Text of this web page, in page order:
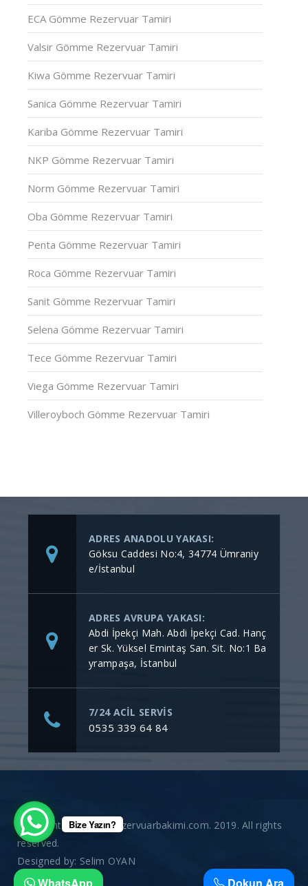
ECA Gömme Rezervuar Tamiri
Valsir Gömme Rezervuar Tamiri
Kiwa Gömme Rezervuar Tamiri
Sanica Gömme Rezervuar Tamiri
Kariba Gömme Rezervuar Tamiri
NKP Gömme Rezervuar Tamiri
Norm Gömme Rezervuar Tamiri
Oba Gömme Rezervuar Tamiri
Penta Gömme Rezervuar Tamiri
Roca Gömme Rezervuar Tamiri
Sanit Gömme Rezervuar Tamiri
Selena Gömme Rezervuar Tamiri
Tece Gömme Rezervuar Tamiri
Viega Gömme Rezervuar Tamiri
Villeroyboch Gömme Rezervuar Tamiri
ADRES ANADOLU YAKASI:
Göksu Caddesi No:4, 34774 Ümraniy
e/İstanbul
ADRES AVRUPA YAKASI:
Abdi İpekçi Mah. Abdi İpekçi Cad. Hanç
er Sk. Yüksel Emintaş San. Sit. No:1 Ba
yrampaşa, İstanbul
7/24 ACİL SERVİS
0535 339 64 84
Copyright © gommerezervuarbakimi.com. 2019. All rights
reserved.
Designed by: Selim OYAN
Bize Yazın?